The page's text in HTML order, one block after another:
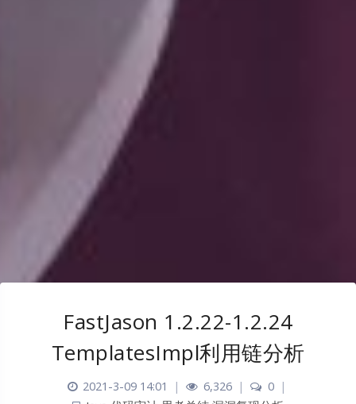
FastJason 1.2.22-1.2.24
TemplatesImpl利用链分析
2021-3-09 14:01 | 6,326 | 0
|